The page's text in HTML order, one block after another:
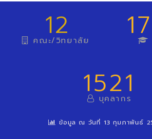
12
คณะ/วิทยาลัย
1521
บุคลากร
ข้อมูล ณ วันที่ 13 กุมภาพันธ์